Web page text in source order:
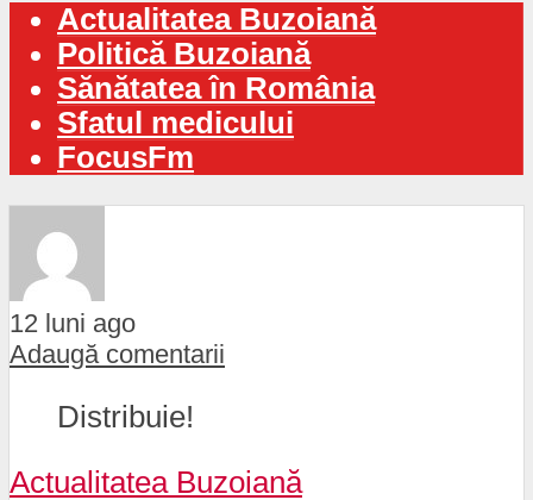
Actualitatea Buzoiană
Politică Buzoiană
Sănătatea în România
Sfatul medicului
FocusFm
12 luni ago
Adaugă comentarii
Distribuie!
Actualitatea Buzoiană